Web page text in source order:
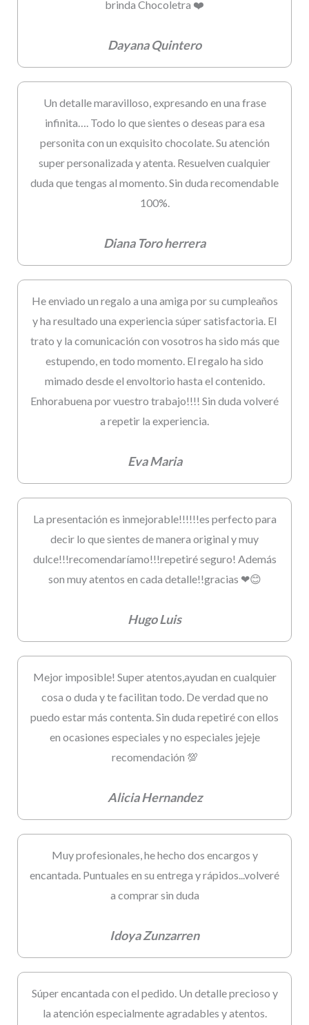
brinda Chocoletra ❤️
Dayana Quintero
Un detalle maravilloso, expresando en una frase
infinita…. Todo lo que sientes o deseas para esa
personita con un exquisito chocolate. Su atención
super personalizada y atenta. Resuelven cualquier
duda que tengas al momento. Sin duda recomendable
100%.
Diana Toro herrera
He enviado un regalo a una amiga por su cumpleaños
y ha resultado una experiencia súper satisfactoria. El
trato y la comunicación con vosotros ha sido más que
estupendo, en todo momento. El regalo ha sido
mimado desde el envoltorio hasta el contenido.
Enhorabuena por vuestro trabajo!!!! Sin duda volveré
a repetir la experiencia.
Eva Maria
La presentación es inmejorable!!!!!!es perfecto para
decir lo que sientes de manera original y muy
dulce!!!recomendaríamo!!!repetiré seguro! Además
son muy atentos en cada detalle!!gracias ❤😊
Hugo Luis
Mejor imposible! Super atentos,ayudan en cualquier
cosa o duda y te facilitan todo. De verdad que no
puedo estar más contenta. Sin duda repetiré con ellos
en ocasiones especiales y no especiales jejeje
recomendación 💯
Alicia Hernandez
Muy profesionales, he hecho dos encargos y
encantada. Puntuales en su entrega y rápidos...volveré
a comprar sin duda
Idoya Zunzarren
Súper encantada con el pedido. Un detalle precioso y
la atención especialmente agradables y atentos.